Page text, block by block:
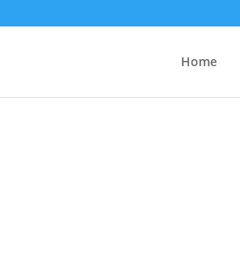
Home